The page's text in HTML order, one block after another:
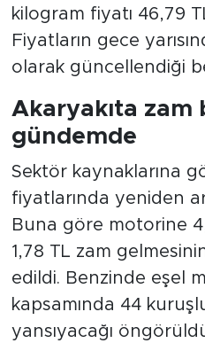
kilogram fiyatı 46,79
Fiyatların gece
olarak güncellendiği
Akaryakıta zam
gündemde
Sektör kaynaklarına
fiyatlarında yeniden
Buna göre motorine
1,78 TL zam
edildi. Benzinde eşel
kapsamında 44
yansıyacağı